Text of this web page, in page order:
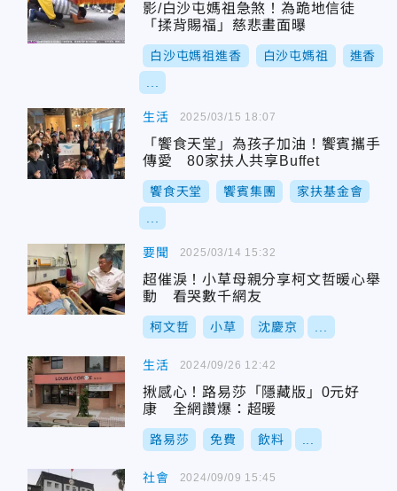
影/白沙屯媽祖急煞！為跪地信徒
「揉背賜福」慈悲畫面曝
白沙屯媽祖進香 白沙屯媽祖 進香
生活
「饗食天堂」為孩子加油！饗賓攜手
傳愛 80家扶人共享Buffet
饗食天堂 饗賓集團 家扶基金會
2025/03/15 18:07
要聞
超催淚！小草母親分享柯文哲暖心舉
動 看哭數千網友
柯文哲 小草 沈慶京
2025/03/14 15:32
生活
揪感心！路易莎「隱藏版」0元好
康 全網讚爆：超暖
路易莎 免費 飲料
2024/09/26 12:42
社會 2024/09/09 15:45